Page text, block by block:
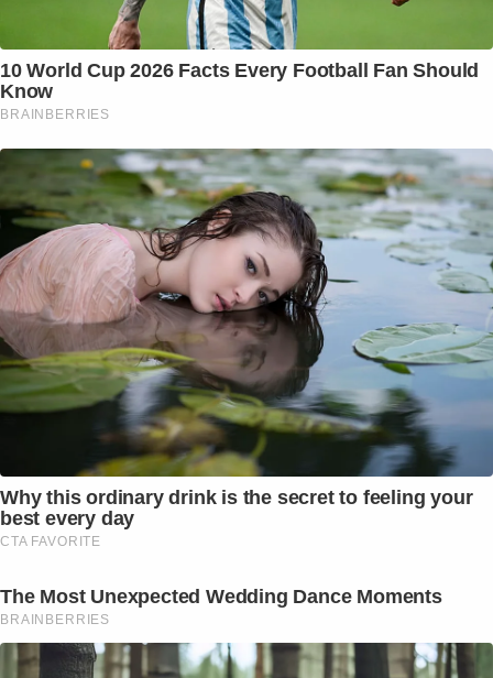
10 World Cup 2026 Facts Every Football Fan Should
Know
BRAINBERRIES
Why this ordinary drink is the secret to feeling your
best every day
CTA FAVORITE
The Most Unexpected Wedding Dance Moments
BRAINBERRIES